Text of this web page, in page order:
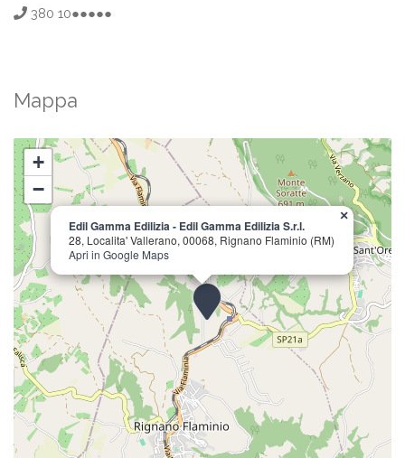
380 10●●●●●
Mappa
Edil Gamma Edilizia - Edil Gamma Edilizia S.r.l.
28, Localita' Vallerano, 00068, Rignano Flaminio (RM)
Apri in Google Maps
×
+
−